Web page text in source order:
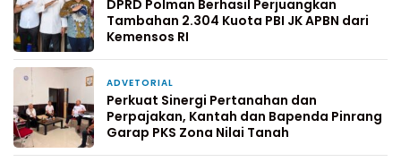
DPRD Polman Berhasil Perjuangkan
Tambahan 2.304 Kuota PBI JK APBN dari
Kemensos RI
ADVETORIAL
Perkuat Sinergi Pertanahan dan
Perpajakan, Kantah dan Bapenda Pinrang
Garap PKS Zona Nilai Tanah